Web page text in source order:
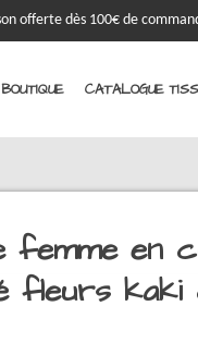
offerte dès 100€ de
BOUTIQUE CATALOGUE
femme en
fleurs kaki